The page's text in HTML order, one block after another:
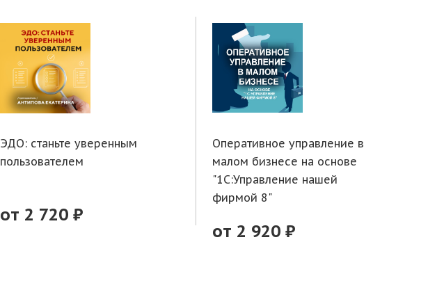
ЭДО: станьте уверенным
пользователем
от 2 720 ₽
Оперативное управление в
малом бизнесе на основе
"1С:Управление нашей
фирмой 8"
от 2 920 ₽